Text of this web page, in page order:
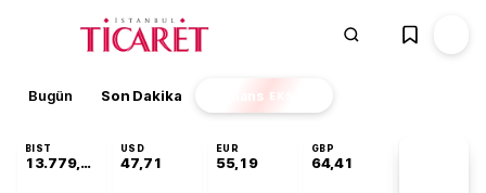
Bugün Son Dakika Finans EKSTRA
BIST
13.779,39
USD
47,71
EUR
55,19
GBP
64,41